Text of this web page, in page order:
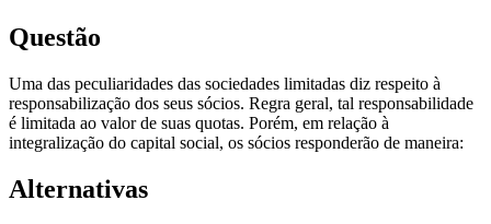
Questão
Uma das peculiaridades das sociedades limitadas diz respeito à
responsabilização dos seus sócios. Regra geral, tal responsabilidade
é limitada ao valor de suas quotas. Porém, em relação à
integralização do capital social, os sócios responderão de maneira:
Alternativas